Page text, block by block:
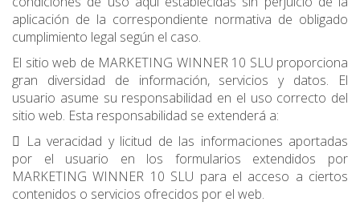
aplicación de la correspondiente normativa de obligado
cumplimiento legal según el caso.
El sitio web de MARKETING WINNER 10 SLU proporciona
gran diversidad de información, servicios y datos. El
usuario asume su responsabilidad en el uso correcto del
sitio web. Esta responsabilidad se extenderá a:
 La veracidad y licitud de las informaciones aportadas
por el usuario en los formularios extendidos por
MARKETING WINNER 10 SLU para el acceso a ciertos
contenidos o servicios ofrecidos por el web.